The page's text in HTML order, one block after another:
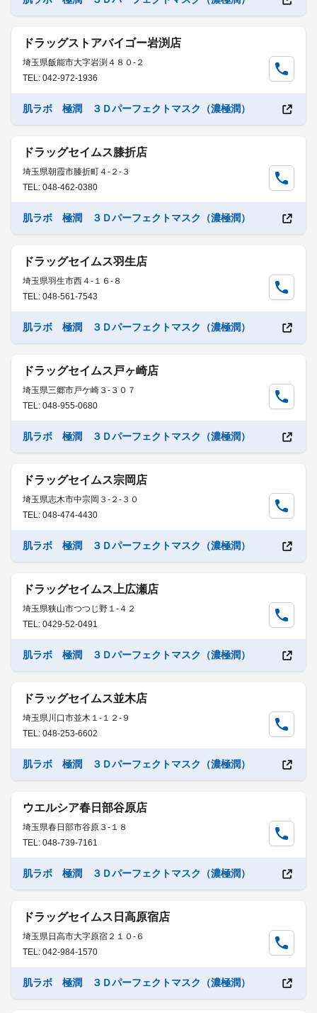
ドラッグストアバイゴー岩渕店
埼玉県飯能市大字岩渕４８０-２
TEL: 042-972-1936
肌ラボ 極潤 ３Ｄパーフェクトマスク（濃極潤）
ドラッグセイムス膝折店
埼玉県朝霞市膝折町４-２-３
TEL: 048-462-0380
肌ラボ 極潤 ３Ｄパーフェクトマスク（濃極潤）
ドラッグセイムス羽生店
埼玉県羽生市西４-１６-８
TEL: 048-561-7543
肌ラボ 極潤 ３Ｄパーフェクトマスク（濃極潤）
ドラッグセイムス戸ヶ崎店
埼玉県三郷市戸ケ崎３-３０７
TEL: 048-955-0680
肌ラボ 極潤 ３Ｄパーフェクトマスク（濃極潤）
ドラッグセイムス宗岡店
埼玉県志木市中宗岡３-２-３０
TEL: 048-474-4430
肌ラボ 極潤 ３Ｄパーフェクトマスク（濃極潤）
ドラッグセイムス上広瀬店
埼玉県狭山市つつじ野１-４２
TEL: 0429-52-0491
肌ラボ 極潤 ３Ｄパーフェクトマスク（濃極潤）
ドラッグセイムス並木店
埼玉県川口市並木１-１２-９
TEL: 048-253-6602
肌ラボ 極潤 ３Ｄパーフェクトマスク（濃極潤）
ウエルシア春日部谷原店
埼玉県春日部市谷原３-１８
TEL: 048-739-7161
肌ラボ 極潤 ３Ｄパーフェクトマスク（濃極潤）
ドラッグセイムス日高原宿店
埼玉県日高市大字原宿２１０-６
TEL: 042-984-1570
肌ラボ 極潤 ３Ｄパーフェクトマスク（濃極潤）